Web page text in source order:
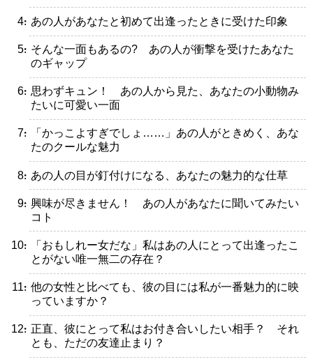
・あの人があなたと初めて出逢ったときに受けた印象
・そんな一面もあるの? あの人が衝撃を受けたあなた
のギャップ
・思わずキュン！ あの人から見た、あなたの小動物み
たいに可愛い一面
・「かっこよすぎでしょ……」あの人がときめく、あな
たのクールな魅力
・あの人の目が釘付けになる、あなたの魅力的な仕草
・興味が尽きません！ あの人があなたに聞いてみたい
コト
・「おもしれー女だな」私はあの人にとって出逢ったこ
とがない唯一無二の存在？
・他の女性と比べても、彼の目には私が一番魅力的に映
っていますか？
・正直、彼にとって私はお付き合いしたい相手？ それ
とも、ただの友達止まり？